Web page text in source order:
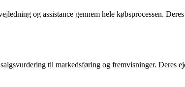
og assistance gennem hele købsprocessen.
til markedsføring og fremvisninger. Deres